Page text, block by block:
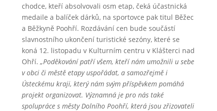
chodce, kteří absolvovali osm etap, čeká účastnická
medaile a balíček dárků, na sportovce pak titul Běžec
a Běžkyně Poohří. Rozdávání cen bude součástí
slavnostního ukončení turistické sezóny, které se
koná 12. listopadu v Kulturním centru v Klášterci nad
Ohří. „Poděkování patří všem, kteří nám umožnili u sebe
v obci či městě etapy uspořádat, a samozřejmě i
Ústeckému kraji, který nám svým příspěvkem pomáhá
projekt organizovat. Významná je pro nás také
spolupráce s městy Dolního Poohří, která jsou zřizovateli